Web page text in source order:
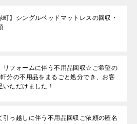
町】シングルベッドマットレスの回収・
リフォームに伴う不用品回収☆ご希望の
分の不用品をまるごと処分でき、お客
いただけました！
引っ越しに伴う不用品回収ご依頼の匿名